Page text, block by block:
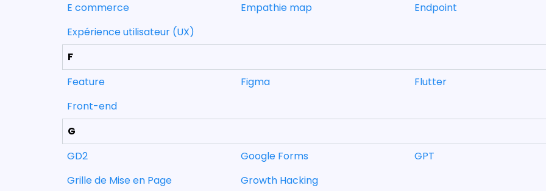
E commerce
Empathie map Endpoint
Expérience utilisateur (UX)
F
Feature
Figma Flutter
Front-end
G
GD2
Google Forms GPT
Grille de Mise en Page
Growth Hacking